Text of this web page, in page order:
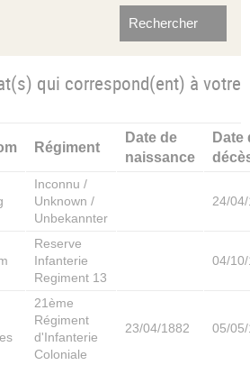
qui correspond(ent) à votre
Régiment
Date de
naissance
Date
Inconnu /
Unknown /
Unbekannter
24/
Reserve
Infanterie
Regiment 13
04/
21ème
Régiment
d'Infanterie
Coloniale
23/04/1882 05/